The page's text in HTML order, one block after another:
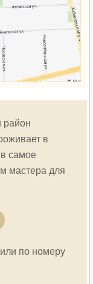
район
в
самое
мастера для
по номеру